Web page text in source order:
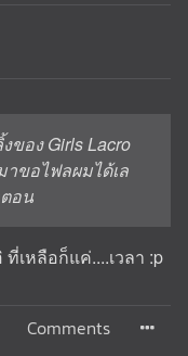
ของ Girls Lacro
ขอไฟลผมได้เล
อน
เหลือก็แค่....เวลา :p
Comments